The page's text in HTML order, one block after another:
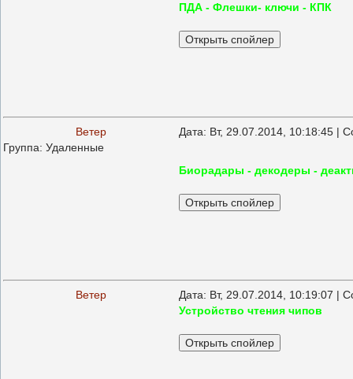
ПДА - Флешки- ключи - КПК
Ветер
Дата: Вт, 29.07.2014, 10:18:45 |
Группа: Удаленные
Биорадары - декодеры -
Ветер
Дата: Вт, 29.07.2014, 10:19:07 |
Устройство чтения чипов